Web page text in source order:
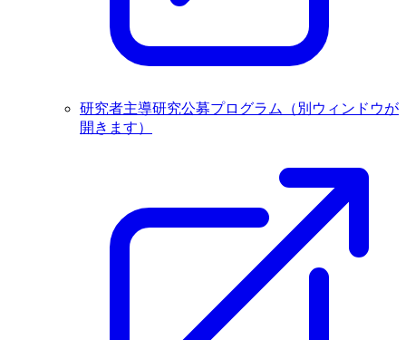
研究者主導研究公募プログラム
（別ウィンドウが
開きます）